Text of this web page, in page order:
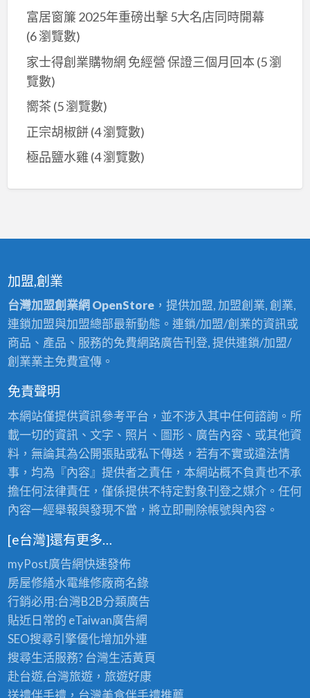
富居窗簾 2025年重磅出擊 5大名店同時開幕
(6 瀏覽數)
家士得創業購物網 免經營 保證三個月回本(5 瀏
覽數)
嚮茶 (5 瀏覽數)
正宗胡椒餅(4 瀏覽數)
極品鹽水雞 (4 瀏覽數)
加盟,創業
台灣加盟創業網 OpenStore，提供加盟, 加盟創業, 創業,
連鎖加盟與加盟總部最新動態。連鎖/加盟/創業的資訊或
商品、產品、服務的免費網路廣告刊登, 提供連鎖/加盟/
創業業主免費宣傳。
免責聲明
本網站僅提供資訊參考平台，並不涉入其中任何諮詢。所
載一切的資訊、文字、照片、圖形、廣告內容、或其他資
料，無論其為公開張貼或私下傳送，若有不實或違法情
事，均為『內容』提供者之責任，本網站概不負責也不承
擔任何法律責任，僅係提供不特定對象刊登之媒介。任何
內容一經舉報與發現不當，將立即刪除帳號與內容。
[e台灣]還有更多…
myPost廣告網快速發佈
房屋修繕水電維修廠商名錄
行銷必用:台灣B2B分類廣告
貼近日常的 eTaiwan廣告網
SEO搜尋引擎優化增加外連
搜尋生活服務? 台灣生活黃頁
赴台遊,台灣旅遊，旅遊好康